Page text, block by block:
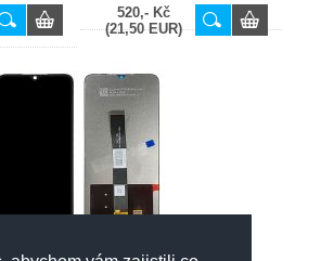
520,- Kč
(21,50 EUR)